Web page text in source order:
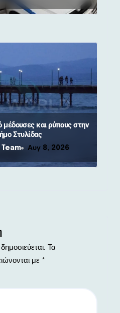
μέδουσες και ρύπους στην
Στυλίδας
Αυγ 8, 2026
Τα
με *